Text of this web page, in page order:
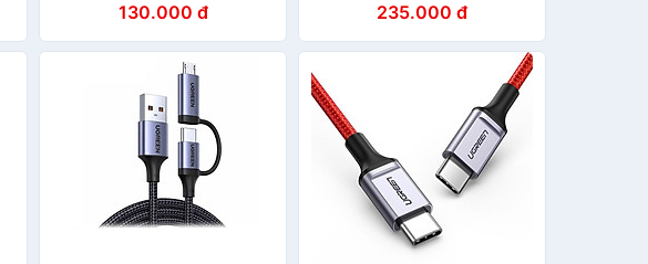
60210 để dùng chung -
HÀNG CHÍNH HÃNG
130.000 đ
USB50380Us271 Hàng chính
hãng
235.000 đ